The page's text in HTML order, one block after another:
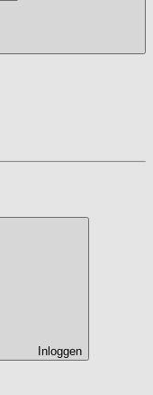
Inloggen